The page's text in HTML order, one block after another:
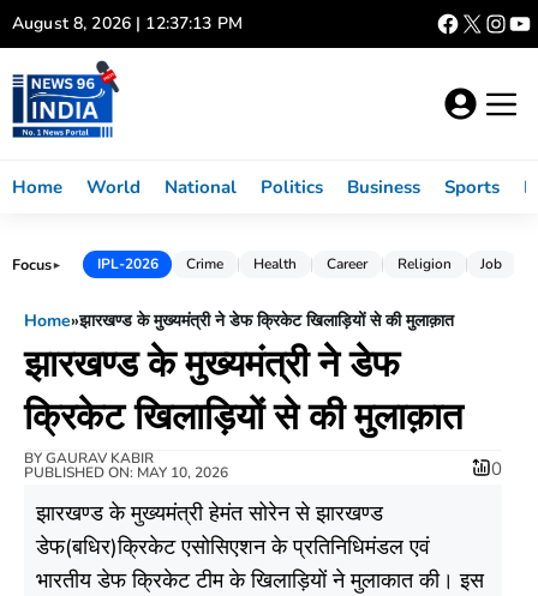
Skip
to
content
August 8, 2026 | 12:37:14 PM
Home World National Politics Business Sports
Focus► IPL-2026 Crime Health Career Religion Job
Home»झारखण्ड के मुख्यमंत्री ने डेफ क्रिकेट खिलाड़ियों से की मुलाक़ात
झारखण्ड के मुख्यमंत्री ने डेफ
क्रिकेट खिलाड़ियों से की मुलाक़ात
BYGAURAV KABIR
PUBLISHED ON: MAY 10, 2026 0
झारखण्ड के मुख्यमंत्री हेमंत सोरेन से झारखण्ड
डेफ(बधिर)क्रिकेट एसोसिएशन के प्रतिनिधिमंडल एवं
भारतीय डेफ क्रिकेट टीम के खिलाड़ियों ने मुलाकात की। इस